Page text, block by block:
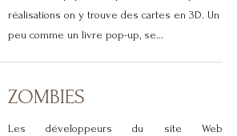
réalisations on y trouve des cartes en 3D. Un
peu comme un livre pop-up, se...
ZOMBIES
Les développeurs du site Web